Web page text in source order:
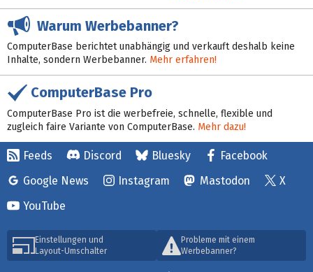
Warum Werbebanner?
ComputerBase berichtet unabhängig und verkauft deshalb keine
Inhalte, sondern Werbebanner. Mehr erfahren!
ComputerBase Pro
ComputerBase Pro ist die werbefreie, schnelle, flexible und
zugleich faire Variante von ComputerBase. Mehr dazu!
Feeds Discord Bluesky
Facebook
Google News
Instagram Mastodon
X
YouTube
Einstellungen und
Layout-Umschalter
Probleme mit einem
Werbebanner?